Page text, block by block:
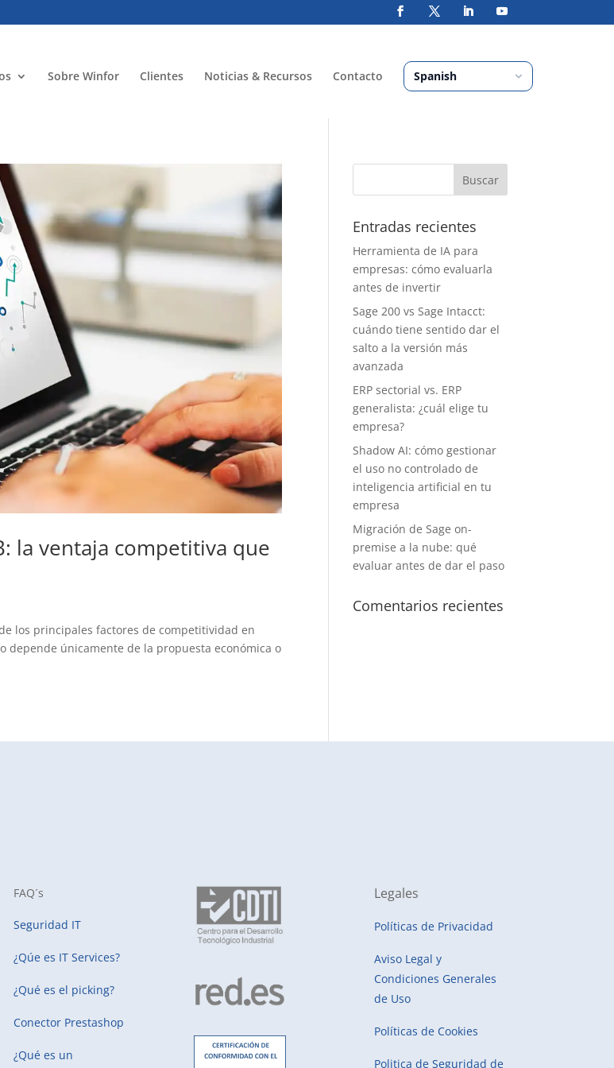
Sobre Winfor Clientes Noticias & Recursos Contacto
la ventaja competitiva que
los principales factores de competitividad en
depende únicamente de la propuesta económica o
Entradas recientes
Herramienta de IA para
empresas: cómo evaluarla
antes de invertir
Sage 200 vs Sage Intacct:
cuándo tiene sentido dar el
salto a la versión más
avanzada
ERP sectorial vs. ERP
generalista: ¿cuál elige tu
empresa?
Shadow AI: cómo gestionar
el uso no controlado de
inteligencia artificial en tu
empresa
Migración de Sage on-
premise a la nube: qué
evaluar antes de dar el paso
Comentarios recientes
FAQ´s
Seguridad IT
¿Qúe es IT Services?
¿Qué es el picking?
Conector Prestashop
¿Qué es un
Legales
Políticas de Privacidad
Aviso Legal y
Condiciones Generales
de Uso
Políticas de Cookies
Politica de Seguridad de